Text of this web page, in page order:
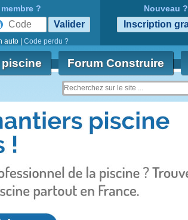
?
auto Code perdu ?
Nouveau ?
piscine Forum Construire